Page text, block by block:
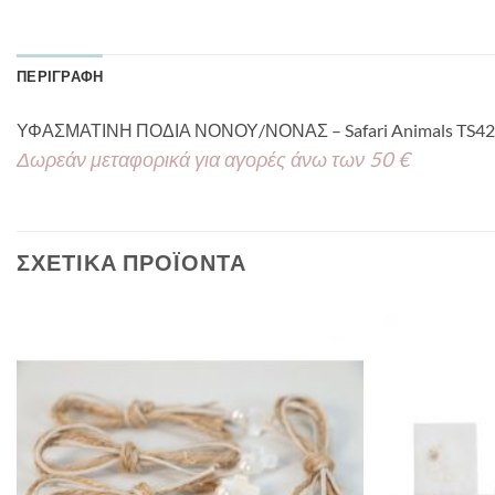
ΠΕΡΙΓΡΑΦΉ
ΥΦΑΣΜΑΤΙΝΗ ΠΟΔΙΑ ΝΟΝΟΥ/ΝΟΝΑΣ – Safari Animals
Δωρεάν μεταφορικά για αγορές άνω των 50 €
ΣΧΕΤΙΚΆ ΠΡΟΪΌΝΤΑ